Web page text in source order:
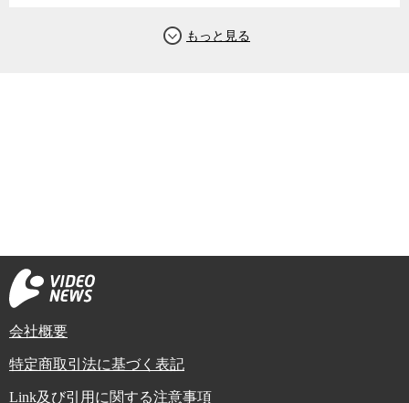
会社概要
特定商取引法に基づく表記
Link及び引用に関する注意事項